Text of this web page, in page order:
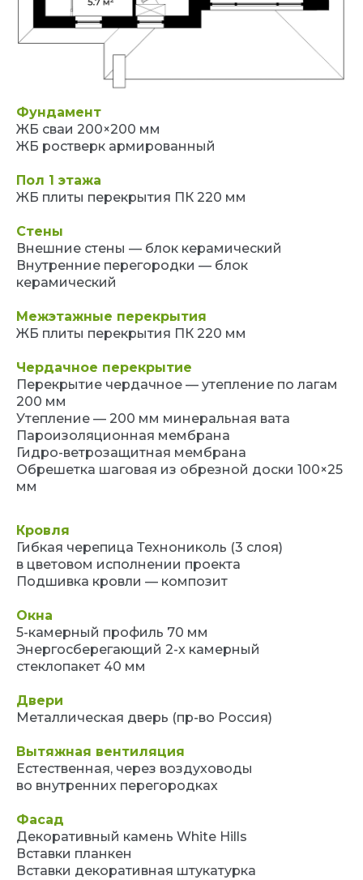
Фундамент
ЖБ сваи 200×200 мм
ЖБ ростверк армированный
Пол 1 этажа
ЖБ плиты перекрытия ПК 220 мм
Стены
Внешние стены — блок керамический
Внутренние перегородки — блок
керамический
Межэтажные перекрытия
ЖБ плиты перекрытия ПК 220 мм
Чердачное перекрытие
Перекрытие чердачное — утепление по лагам
200 мм
Утепление — 200 мм минеральная вата
Пароизоляционная мембрана
Гидро-ветрозащитная мембрана
Обрешетка шаговая из обрезной доски 100×25
мм
Кровля
Гибкая черепица Технониколь (3 слоя)
в цветовом исполнении проекта
Подшивка кровли — композит
Окна
5-камерный профиль 70 мм
Энергосберегающий 2-х камерный
стеклопакет 40 мм
Двери
Металлическая дверь (пр-во Россия)
Вытяжная вентиляция
Естественная, через воздуховоды
во внутренних перегородках
Фасад
Декоративный камень White Hills
Вставки планкен
Вставки декоративная штукатурка
Хотите узнать